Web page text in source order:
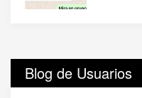
Blog de Usuarios